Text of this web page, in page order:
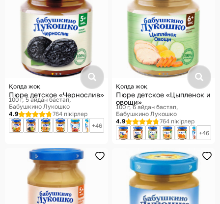
Қолда жоқ
Пюре детское «Чернослив»
100 г, 5 айдан бастап
Бабушкино Лукошко
4.9
764 пікірлер
46
Қолда жоқ
Пюре детское «Цыпленок и
овощи»
100 г, 6 айдан бастап
Бабушкино Лукошко
4.9
764 пікірлер
46